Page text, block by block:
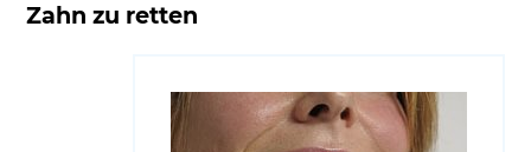
Zahn zu retten